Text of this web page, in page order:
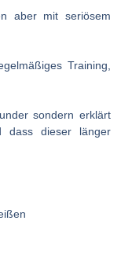
aber mit seriösem
Training,
sondern erklärt
dass dieser länger